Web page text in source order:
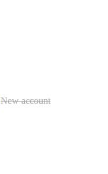
New account